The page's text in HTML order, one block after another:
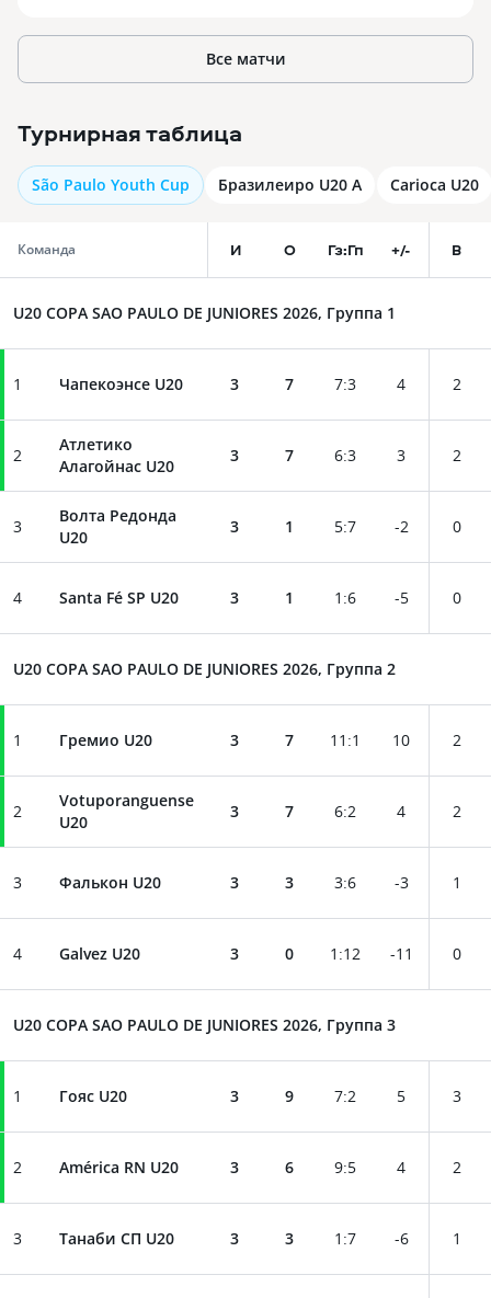
Все матчи
Турнирная таблица
São Paulo Youth Cup Бразилеиро U20 A Carioca U20
Команда И О Гз:Гп +/- В
U20 COPA SAO PAULO DE JUNIORES 2026, Группа 1
1 Чапекоэнсе U20 3 7 7:3 4 2
2
Атлетико
Алагойнас U20
3 7 6:3 3 2
3
Волта Редонда
U20
3 1 5:7 -2 0
4 Santa Fé SP U20 3 1 1 :6 -5 0
U20 COPA SAO PAULO DE JUNIORES 2026, Группа 2
1 Гремио U20 3 7 11 :1 10 2
2
Votuporanguense
U20
3 7 6:2 4 2
3 Фалькон U20 3 3 3:6 -3 1
4 Galvez U20 3 0 1 :12 -11 0
U20 COPA SAO PAULO DE JUNIORES 2026, Группа 3
1 Гояс U20 3 9 7:2 5 3
2 América RN U20 3 6 9:5 4 2
3 Танаби СП U20 3 3 1 :7 -6 1